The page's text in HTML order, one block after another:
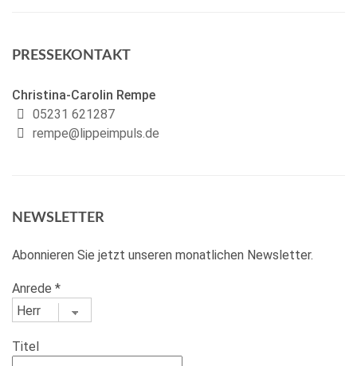
PRESSEKONTAKT
Christina-Carolin Rempe
05231 621287
rempe@lippeimpuls.de
NEWSLETTER
Abonnieren Sie jetzt unseren monatlichen Newsletter.
Anrede *
Titel